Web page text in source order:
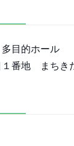
目的ホール
１番地 まちき